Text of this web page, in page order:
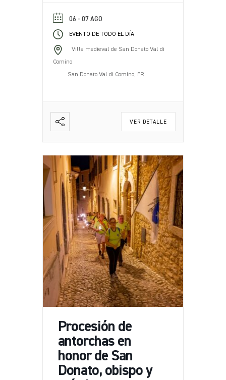
de encuentro y celebración,
atrayendo a residentes y visitantes
patrón [...].
06 - 07 AGO
EVENTO DE TODO EL DÍA
Villa medieval de San Donato Val di
Comino
San Donato Val di Comino, FR
VER DETALLE
Procesión de
antorchas en
honor de San
Donato, obispo y